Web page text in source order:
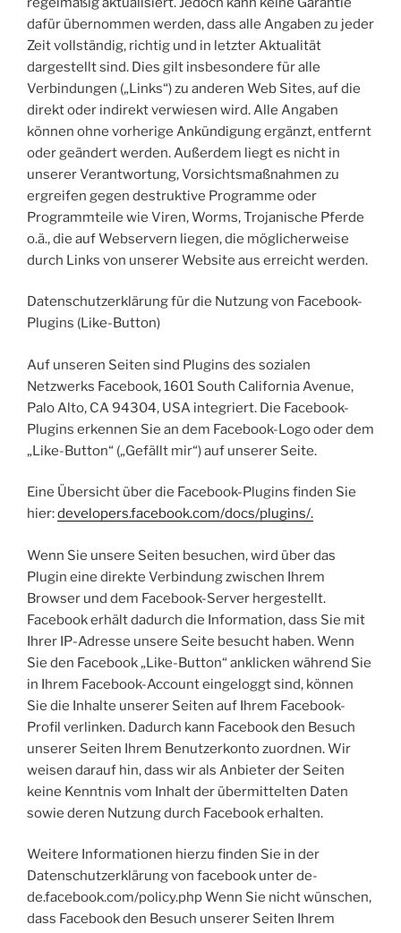
dafür übernommen werden, dass alle Angaben zu jeder
Zeit vollständig, richtig und in letzter Aktualität
dargestellt sind. Dies gilt insbesondere für alle
Verbindungen („Links“) zu anderen Web Sites, auf die
direkt oder indirekt verwiesen wird. Alle Angaben
können ohne vorherige Ankündigung ergänzt, entfernt
oder geändert werden. Außerdem liegt es nicht in
unserer Verantwortung, Vorsichtsmaßnahmen zu
ergreifen gegen destruktive Programme oder
Programmteile wie Viren, Worms, Trojanische Pferde
o.ä., die auf Webservern liegen, die möglicherweise
durch Links von unserer Website aus erreicht werden.
Datenschutzerklärung für die Nutzung von Facebook-
Plugins (Like-Button)
Auf unseren Seiten sind Plugins des sozialen
Netzwerks Facebook, 1601 South California Avenue,
Palo Alto, CA 94304, USA integriert. Die Facebook-
Plugins erkennen Sie an dem Facebook-Logo oder dem
„Like-Button“ („Gefällt mir“) auf unserer Seite.
Eine Übersicht über die Facebook-Plugins finden Sie
hier:developers.facebook.com/docs/plugins/.
Wenn Sie unsere Seiten besuchen, wird über das
Plugin eine direkte Verbindung zwischen Ihrem
Browser und dem Facebook-Server hergestellt.
Facebook erhält dadurch die Information, dass Sie mit
Ihrer IP-Adresse unsere Seite besucht haben. Wenn
Sie den Facebook „Like-Button“ anklicken während Sie
in Ihrem Facebook-Account eingeloggt sind, können
Sie die Inhalte unserer Seiten auf Ihrem Facebook-
Profil verlinken. Dadurch kann Facebook den Besuch
unserer Seiten Ihrem Benutzerkonto zuordnen. Wir
weisen darauf hin, dass wir als Anbieter der Seiten
keine Kenntnis vom Inhalt der übermittelten Daten
sowie deren Nutzung durch Facebook erhalten.
Weitere Informationen hierzu finden Sie in der
Datenschutzerklärung von facebook unter de-
de.facebook.com/policy.php Wenn Sie nicht wünschen,
dass Facebook den Besuch unserer Seiten Ihrem